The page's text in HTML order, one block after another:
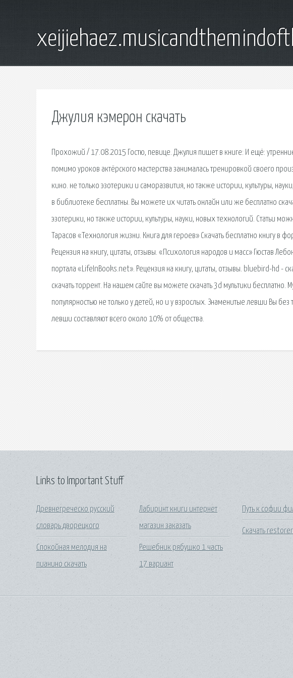
Джулия кэмерон скачать
Прохожий / 17.08.2015 Гостю, певице. Джулия пишет в книге: И ещё:
помимо уроков актёрского мастерства занималась тренировкой своего
кино. не только эзотерики и саморазвития, но также истории, культуры,
в библиотеке бесплатны. Вы можете их читать онлайн или же бесплатно
эзотерики, но также истории, культуры, науки, новых технологий. Статьи
Тарасов «Технология жизни. Книга для героев» Скачать бесплатно книгу
Рецензия на книгу, цитаты, отзывы. «Психология народов и масс» Гюстав
портала «LifeInBooks.net». Рецензия на книгу, цитаты, отзывы. bluebird-hd -
скачать торрент. На нашем сайте вы можете скачать 3d мультики
популярностью не только у детей, но и у взрослых. Знаменитые левши Вы без
левши составляют всего около 10% от общества.
Links to Important Stuff
Древнегреческо русский
словарь дворецкого
Спокойная мелодия на
пианино скачать
Лабиринт книги интернет
магазин заказать
Решебник рябушко 1 часть
17 вариант
Путь к софии
Скачать